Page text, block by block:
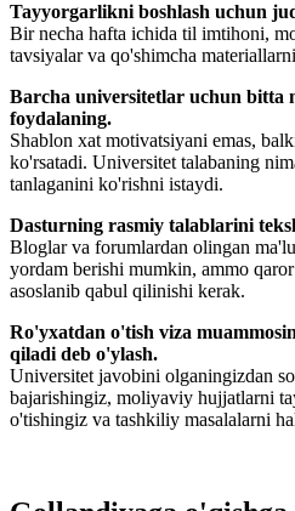
Tayyorgarlikni boshlash uchun
Bir necha hafta ichida til imtihoni,
tavsiyalar va qo'shimcha
Barcha universitetlar uchun bitta
foydalaning.
Shablon xat motivatsiyani emas,
ko'rsatadi. Universitet talabaning
tanlaganini ko'rishni istaydi.
Dasturning rasmiy talablarini
Bloglar va forumlardan olingan
yordam berishi mumkin, ammo
asoslanib qabul qilinishi kerak.
Ro'yxatdan o'tish viza
qiladi deb o'ylash.
Universitet javobini olganingizdan
bajarishingiz, moliyaviy hujjatlarni
o'tishingiz va tashkiliy masalalarni